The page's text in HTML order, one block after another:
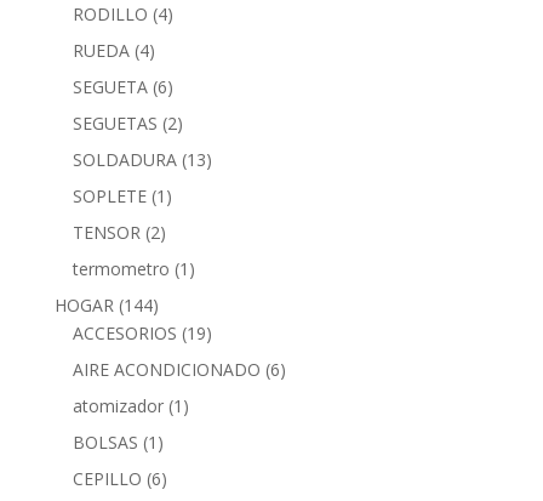
RODILLO (4)
RUEDA (4)
SEGUETA (6)
SEGUETAS (2)
SOLDADURA (13)
SOPLETE (1)
TENSOR (2)
termometro (1)
HOGAR (144)
ACCESORIOS (19)
AIRE ACONDICIONADO (6)
atomizador (1)
BOLSAS (1)
CEPILLO (6)